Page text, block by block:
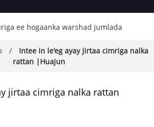
Intee in le'eg ayay jirtaa cimriga nalka
rattan |Huajun
jirtaa cimriga nalka rattan